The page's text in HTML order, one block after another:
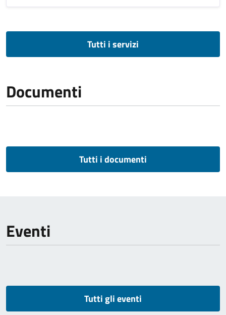
Tutti i servizi
Documenti
Tutti i documenti
Eventi
Tutti gli eventi